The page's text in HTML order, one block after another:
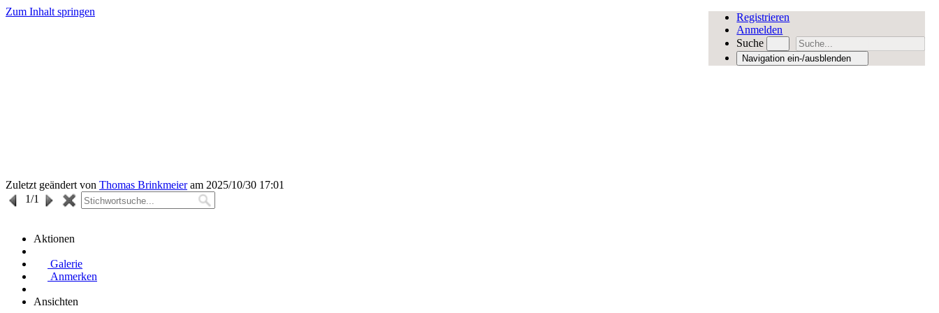
Zum Inhalt springen
Registrieren
Anmelden
Suche
Navigation ein-/ausblenden
Zuletzt geändert von Thomas Brinkmeieram 2025/10/30 17:01
1/1
Aktionen
Galerie
Anmerken
Ansichten